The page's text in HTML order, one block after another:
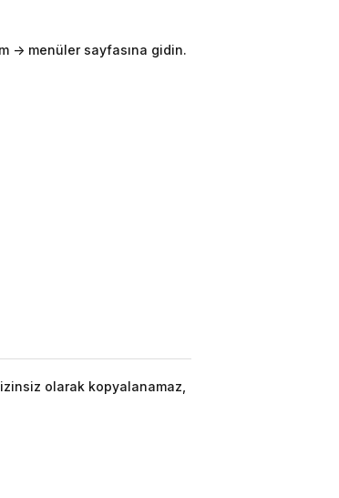
-> menüler sayfasına gidin.
olarak kopyalanamaz,